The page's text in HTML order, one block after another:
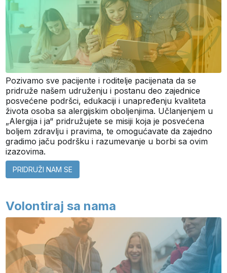
Pozivamo sve pacijente i roditelje pacijenata da se
pridruže našem udruženju i postanu deo zajednice
posvećene podršci, edukaciji i unapređenju kvaliteta
života osoba sa alergijskim oboljenjima. Učlanjenjem u
„Alergija i ja“ pridružujete se misiji koja je posvećena
boljem zdravlju i pravima, te omogućavate da zajedno
gradimo jaču podršku i razumevanje u borbi sa ovim
izazovima.
PRIDRUŽI NAM SE
Volontiraj sa nama